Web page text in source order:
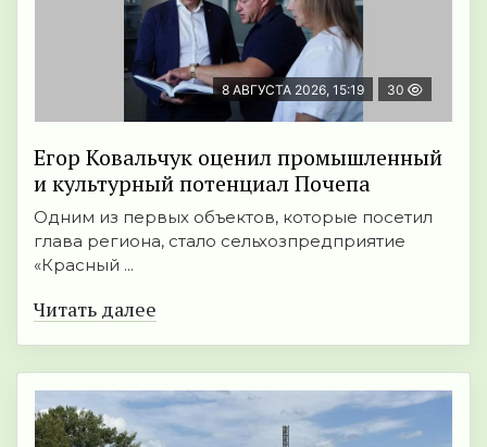
8 АВГУСТА 2026, 15:19 30
Егор Ковальчук оценил промышленный
и культурный потенциал Почепа
Одним из первых объектов, которые посетил
глава региона, стало сельхозпредприятие
«Красный ...
Читать далее